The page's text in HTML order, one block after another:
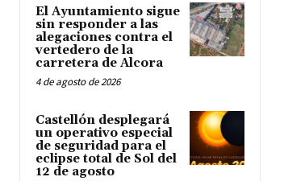
El Ayuntamiento sigue
sin responder a las
alegaciones contra el
vertedero de la
carretera de Alcora
4 de agosto de 2026
Castellón desplegará
un operativo especial
de seguridad para el
eclipse total de Sol del
12 de agosto